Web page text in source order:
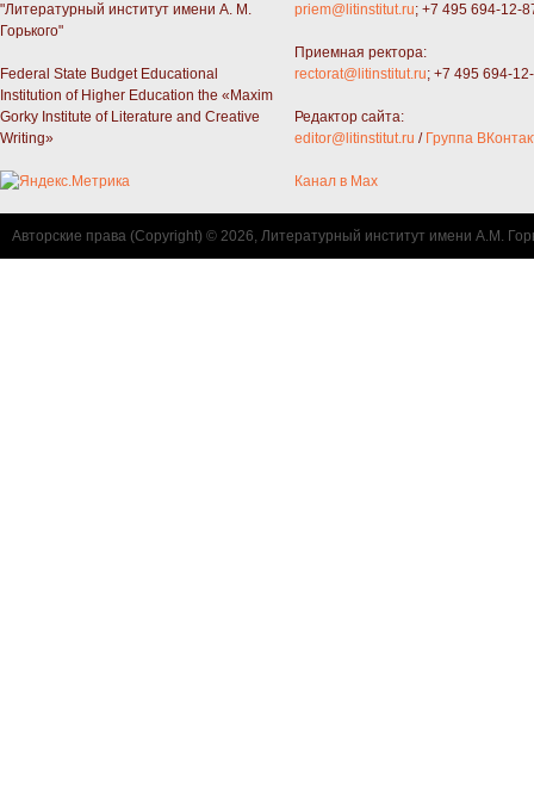
"Литературный институт имени А. М.
Горького"
Federal State Budget Educational
Institution of Higher Education the «Maxim
Gorky Institute of Literature and Creative
Writing»
priem@litinstitut.ru; +7 495 694-12-
Приемная ректора:
rectorat@litinstitut.ru; +7 495 694-
Редактор сайта:
editor@litinstitut.ru / Группа
Канал в Max
Авторские права (Copyright) © 2026, Литературный институт имени А.М.